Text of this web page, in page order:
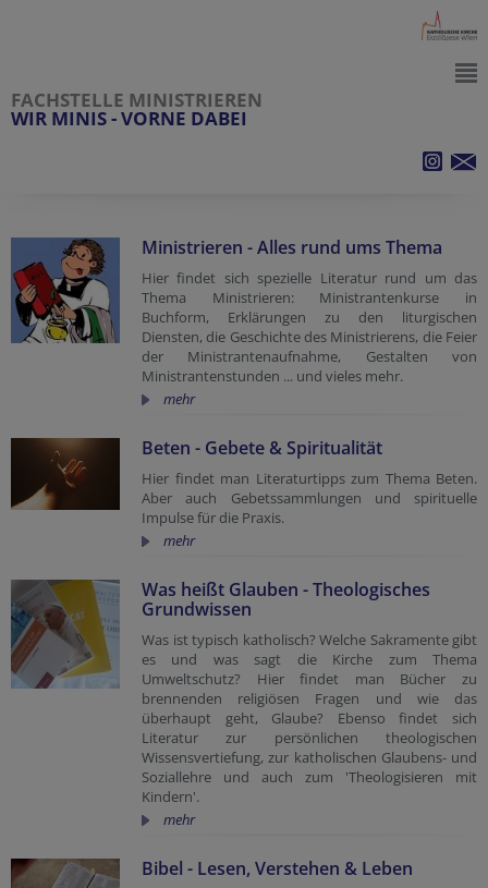
FACHSTELLE MINISTRIEREN
WIR MINIS - VORNE DABEI
Ministrieren - Alles rund ums Thema
Hier findet sich spezielle Literatur rund um das
Thema Ministrieren: Ministrantenkurse in
Buchform, Erklärungen zu den liturgischen
Diensten, die Geschichte des Ministrierens, die Feier
der Ministrantenaufnahme, Gestalten von
Ministrantenstunden ... und vieles mehr.
mehr
Beten - Gebete & Spiritualität
Hier findet man Literaturtipps zum Thema Beten.
Aber auch Gebetssammlungen und spirituelle
Impulse für die Praxis.
mehr
Was heißt Glauben - Theologisches
Grundwissen
Was ist typisch katholisch? Welche Sakramente gibt
es und was sagt die Kirche zum Thema
Umweltschutz? Hier findet man Bücher zu
brennenden religiösen Fragen und wie das
überhaupt geht, Glaube? Ebenso findet sich
Literatur zur persönlichen theologischen
Wissensvertiefung, zur katholischen Glaubens- und
Soziallehre und auch zum 'Theologisieren mit
Kindern'.
mehr
Bibel - Lesen, Verstehen & Leben